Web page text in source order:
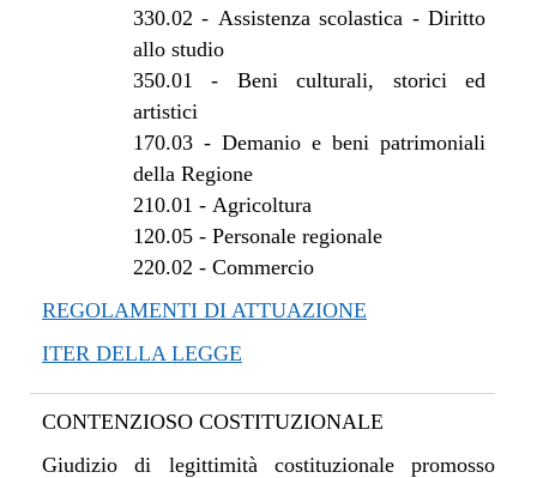
330.02 - Assistenza scolastica - Diritto
allo studio
350.01 - Beni culturali, storici ed
artistici
170.03- Demanio e beni patrimoniali
della Regione
210.01 - Agricoltura
120.05- Personale regionale
220.02 - Commercio
REGOLAMENTI DI ATTUAZIONE
ITER DELLA LEGGE
CONTENZIOSO COSTITUZIONALE
Giudizio di legittimità costituzionale promosso